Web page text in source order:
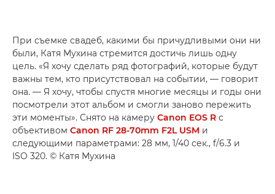
При съемке свадеб, какими бы причудливыми они ни
были, Катя Мухина стремится достичь лишь одну
цель. «Я хочу сделать ряд фотографий, которые будут
важны тем, кто присутствовал на событии, — говорит
она. — Я хочу, чтобы спустя многие месяцы и годы они
посмотрели этот альбом и смогли заново пережить
эти моменты». Снято на камеру Canon EOS R с
объективом Canon RF 28-70mm F2L USM и
следующими параметрами: 28 мм, 1/40 сек., f/6.3 и
ISO 320. © Катя Мухина